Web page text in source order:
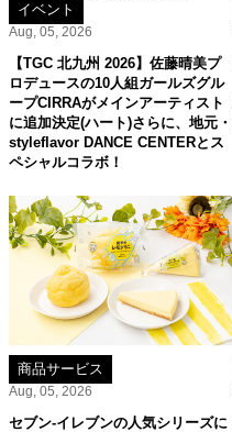
イベント
Aug, 05, 2026
【TGC 北九州 2026】佐藤晴美プ
ロデュースの10人組ガールズグル
ープCIRRAがメインアーティスト
に追加決定(ハート)さらに、地元・
styleflavor DANCE CENTERとス
ペシャルコラボ！
商品サービス
Aug, 05, 2026
セブン‐イレブンの人気シリーズに